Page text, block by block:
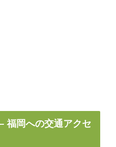
福岡への交通アクセ